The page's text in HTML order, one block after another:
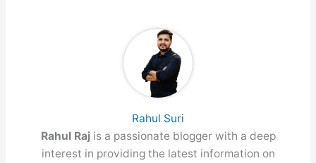
Rahul Suri
Rahul Raj is a passionate blogger with a deep
interest in providing the latest information on